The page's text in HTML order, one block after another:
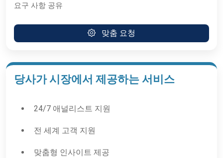
요구 사항 공유
맞춤 요청
당사가 시장에서 제공하는 서비스
24/7 애널리스트 지원
전 세계 고객 지원
맞춤형 인사이트 제공